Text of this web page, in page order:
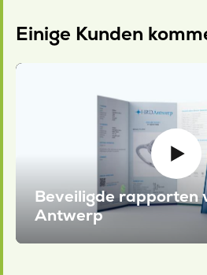
Einige Kunden
Beveiligde rapporten
Antwerp